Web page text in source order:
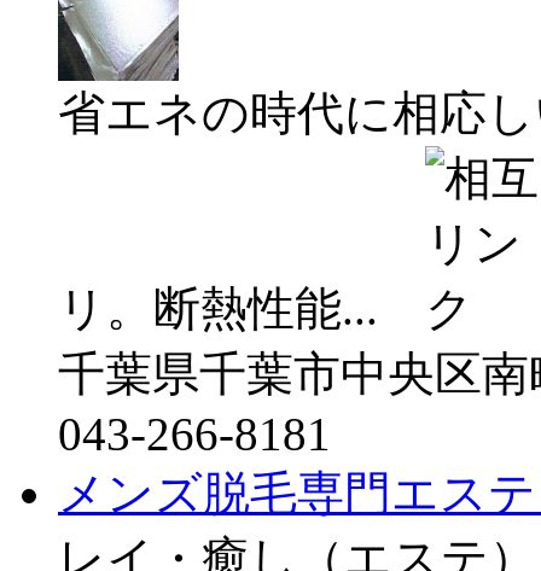
省エネの時代に相応
リ。断熱性能...
千葉県千葉市中央区南
043-266-8181
メンズ脱毛専門エス
レイ・癒し（エステ）